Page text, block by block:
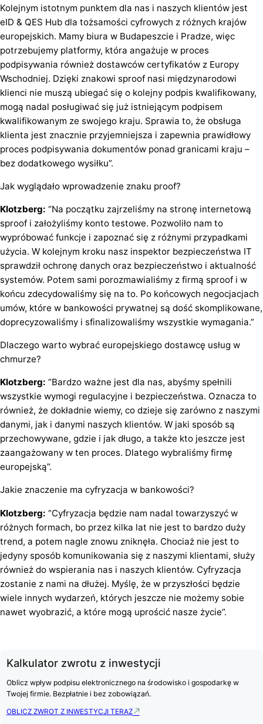
Kolejnym istotnym punktem dla nas i naszych klientów jest
eID & QES Hub dla tożsamości cyfrowych z różnych krajów
europejskich. Mamy biura w Budapeszcie i Pradze, więc
potrzebujemy platformy, która angażuje w proces
podpisywania również dostawców certyfikatów z Europy
Wschodniej. Dzięki znakowi sproof nasi międzynarodowi
klienci nie muszą ubiegać się o kolejny podpis kwalifikowany,
mogą nadal posługiwać się już istniejącym podpisem
kwalifikowanym ze swojego kraju. Sprawia to, że obsługa
klienta jest znacznie przyjemniejsza i zapewnia prawidłowy
proces podpisywania dokumentów ponad granicami kraju –
bez dodatkowego wysiłku”.
Jak wyglądało wprowadzenie znaku proof?
Klotzberg: “Na początku zajrzeliśmy na stronę internetową
sproof i założyliśmy konto testowe. Pozwoliło nam to
wypróbować funkcje i zapoznać się z różnymi przypadkami
użycia. W kolejnym kroku nasz inspektor bezpieczeństwa IT
sprawdził ochronę danych oraz bezpieczeństwo i aktualność
systemów. Potem sami porozmawialiśmy z firmą sproof i w
końcu zdecydowaliśmy się na to. Po końcowych negocjacjach
umów, które w bankowości prywatnej są dość skomplikowane,
doprecyzowaliśmy i sfinalizowaliśmy wszystkie wymagania.”
Dlaczego warto wybrać europejskiego dostawcę usług w
chmurze?
Klotzberg: “Bardzo ważne jest dla nas, abyśmy spełnili
wszystkie wymogi regulacyjne i bezpieczeństwa. Oznacza to
również, że dokładnie wiemy, co dzieje się zarówno z naszymi
danymi, jak i danymi naszych klientów. W jaki sposób są
przechowywane, gdzie i jak długo, a także kto jeszcze jest
zaangażowany w ten proces. Dlatego wybraliśmy firmę
europejską”.
Jakie znaczenie ma cyfryzacja w bankowości?
Klotzberg: “Cyfryzacja będzie nam nadal towarzyszyć w
różnych formach, bo przez kilka lat nie jest to bardzo duży
trend, a potem nagle znowu zniknęła. Chociaż nie jest to
jedyny sposób komunikowania się z naszymi klientami, służy
również do wspierania nas i naszych klientów. Cyfryzacja
zostanie z nami na dłużej. Myślę, że w przyszłości będzie
wiele innych wydarzeń, których jeszcze nie możemy sobie
nawet wyobrazić, a które mogą uprościć nasze życie”.
Kalkulator zwrotu z inwestycji
Oblicz wpływ podpisu elektronicznego na środowisko i gospodarkę w
Twojej firmie. Bezpłatnie i bez zobowiązań.
OBLICZ ZWROT Z INWESTYCJI TERAZ